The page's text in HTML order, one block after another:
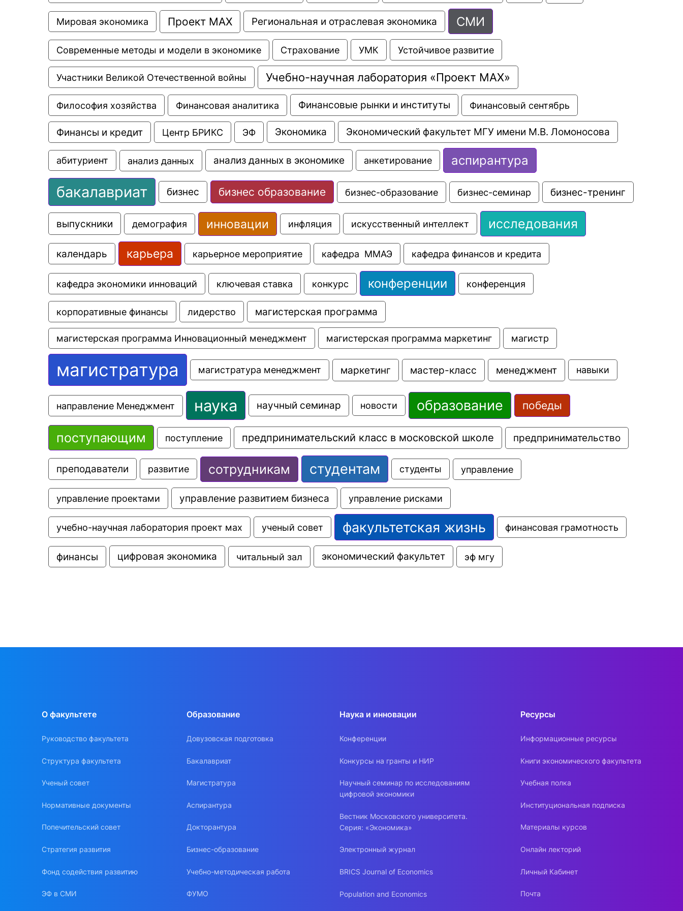
Мировая экономика Проект МАХ Региональная и отраслевая экономика СМИ
Современные методы и модели в экономике Страхование УМК Устойчивое развитие
Участники Великой Отечественной войны Учебно-научная лаборатория «Проект МАХ»
Философия хозяйства Финансовая аналитика Финансовые рынки и институты Финансовый сентябрь
Финансы и кредит Центр БРИКС ЭФ Экономика Экономический факультет МГУ имени М.В. Ломоносова
абитуриент анализ данных анализ данных в экономике анкетирование аспирантура
бакалавриат бизнес бизнес образование бизнес-образование бизнес-семинар бизнес-тренинг
выпускники демография инновации инфляция искусственный интеллект исследования
календарь карьера карьерное мероприятие кафедра  ММАЭ кафедра финансов и кредита
кафедра экономики инноваций ключевая ставка конкурс конференции конференция
корпоративные финансы лидерство магистерская программа
магистерская программа Инновационный менеджмент магистерская программа маркетинг магистр
магистратура магистратура менеджмент маркетинг мастер-класс менеджмент навыки
направление Менеджмент наука научный семинар новости образование победы
поступающим поступление предпринимательский класс в московской школе предпринимательство
преподаватели развитие сотрудникам студентам студенты управление
управление проектами управление развитием бизнеса управление рисками
учебно-научная лаборатория проект мах ученый совет факультетская жизнь финансовая грамотность
финансы цифровая экономика читальный зал экономический факультет эф мгу
О факультете
Руководство факультета
Структура факультета
Ученый совет
Нормативные документы
Попечительский совет
Стратегия развития
Фонд содействия развитию
ЭФ в СМИ
Образование
Довузовская подготовка
Бакалавриат
Магистратура
Аспирантура
Докторантура
Бизнес-образование
Учебно-методическая работа
ФУМО
Наука и инновации
Конференции
Конкурсы на гранты и НИР
Научный семинар по исследованиям
цифровой экономики
Вестник Московского университета.
Серия: «Экономика»
Электронный журнал
BRICS Journal of Economics
Population and Economics
Ресурсы
Информационные ресурсы
Книги экономического факультета
Учебная полка
Институциональная подписка
Материалы курсов
Онлайн лекторий
Личный Кабинет
Почта